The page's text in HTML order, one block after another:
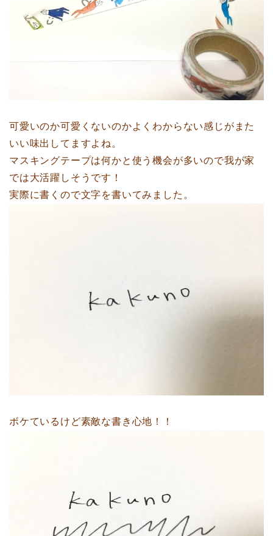
可愛いのか可愛くないのかよくわからない感じがまた
いい味出してますよね。
マスキングテープは何かと使う機会が多いので我が家
では大活躍しそうです！
実際に書くので文字を書いてみました。
ボケているけど素敵な書き心地！！